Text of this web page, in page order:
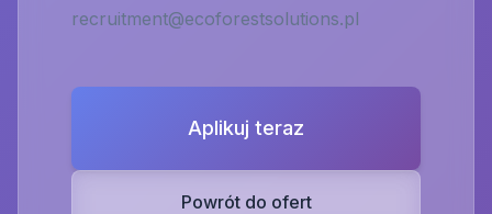
recruitment@ecoforestsolutions.pl
Aplikuj teraz
Powrót do ofert